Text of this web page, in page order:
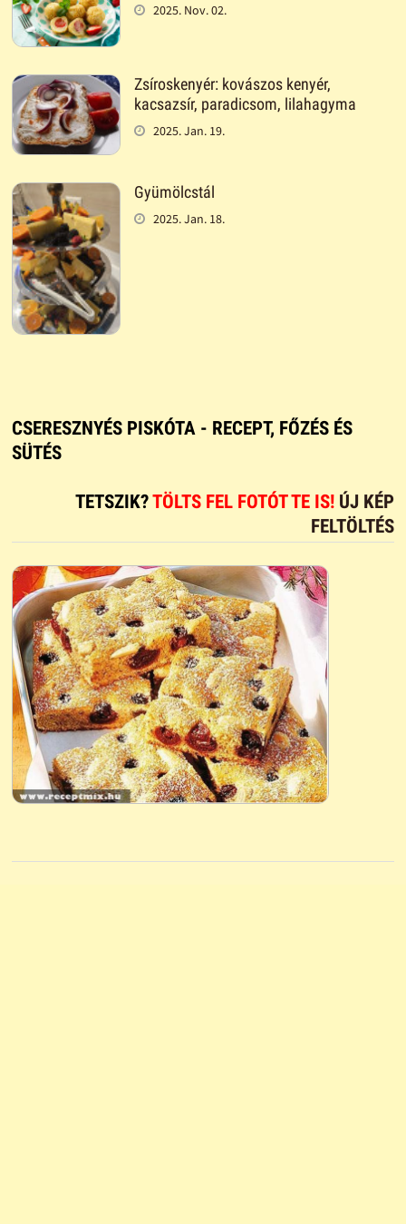
2025. Nov. 02.
Zsíroskenyér: kovászos kenyér,
kacsazsír, paradicsom, lilahagyma
2025. Jan. 19.
Gyümölcstál
2025. Jan. 18.
CSERESZNYÉS PISKÓTA - RECEPT, FŐZÉS ÉS
SÜTÉS
TETSZIK?TÖLTS FEL FOTÓT TE IS! ÚJ KÉP
FELTÖLTÉS